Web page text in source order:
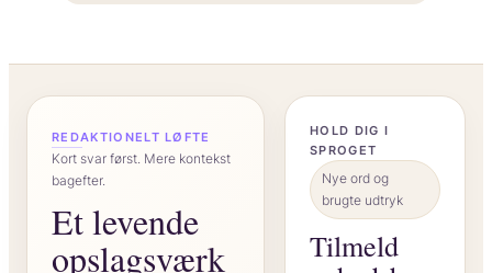
“
REDAKTIONELT LØFTE
Kort svar først. Mere kontekst
bagefter.
Et levende
opslagsværk
HOLD DIG I
SPROGET
Nye ord og
brugte udtryk
Tilmeld